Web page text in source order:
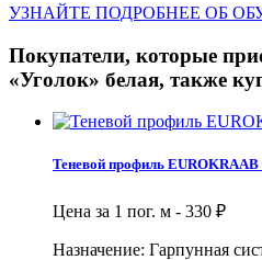
УЗНАЙТЕ ПОДРОБНЕЕ ОБ
Покупатели, которые
«Уголок» белая, также
Теневой профиль EUROKRAAB
Цена за 1 пог. м - 330 ₽
Назначение: Гарпунная